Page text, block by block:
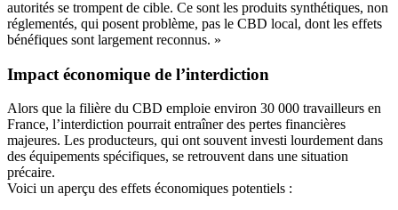
autorités se trompent de cible. Ce sont les produits synthétiques, non
réglementés, qui posent problème, pas le CBD local, dont les effets
bénéfiques sont largement reconnus. »
Impact économique de l’interdiction
Alors que la filière du CBD emploie environ 30 000 travailleurs en
France, l’interdiction pourrait entraîner des pertes financières
majeures. Les producteurs, qui ont souvent investi lourdement dans
des équipements spécifiques, se retrouvent dans une situation
précaire.
Voici un aperçu des effets économiques potentiels :